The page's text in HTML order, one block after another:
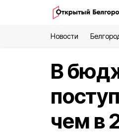
Новости
В
чем в